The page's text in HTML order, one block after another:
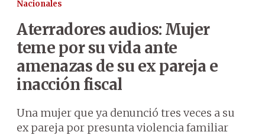
Nacionales
Aterradores audios: Mujer
teme por su vida ante
amenazas de su ex pareja e
inacción fiscal
Una mujer que ya denunció tres veces a su
ex pareja por presunta violencia familiar